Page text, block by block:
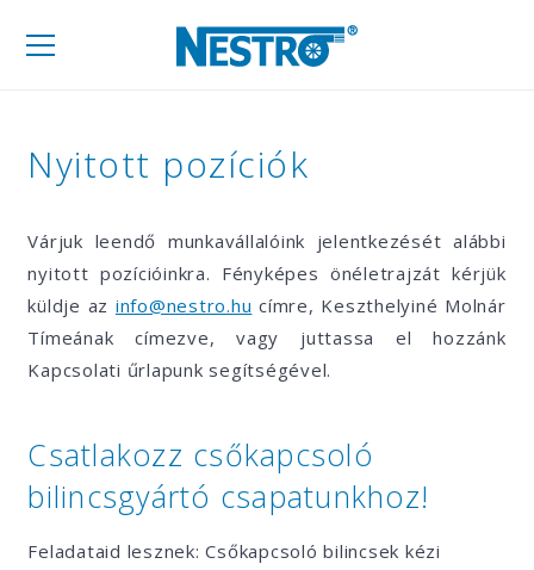
Mobil
Nyitott pozíciók
Várjuk leendő munkavállalóink jelentkezését alábbi
nyitott pozícióinkra. Fényképes önéletrajzát kérjük
küldje az info@nestro.hu címre, Keszthelyiné Molnár
Tímeának címezve, vagy juttassa el hozzánk
Kapcsolati űrlapunk segítségével.
Csatlakozz csőkapcsoló
bilincsgyártó csapatunkhoz!
Feladataid lesznek: Csőkapcsoló bilincsek kézi